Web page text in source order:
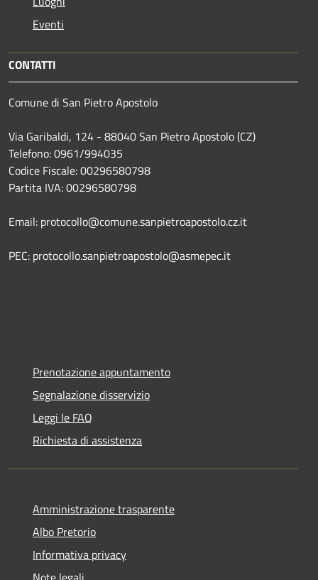
Eventi
CONTATTI
Comune di San Pietro Apostolo
Via Garibaldi, 124 - 88040 San Pietro Apostolo (CZ)
Telefono: 0961/994035
Codice Fiscale: 00296580798
Partita IVA: 00296580798
Email: protocollo@comune.sanpietroapostolo.cz.it
PEC: protocollo.sanpietroapostolo@asmepec.it
Prenotazione appuntamento
Segnalazione disservizio
Leggi le FAQ
Richiesta di assistenza
Amministrazione trasparente
Albo Pretorio
Informativa privacy